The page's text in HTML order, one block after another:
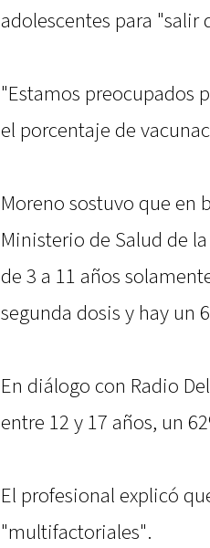
adolescentes para "salir
"Estamos preocupados
el porcentaje de
Moreno sostuvo que en
Ministerio de Salud de
de 3 a 11 años
segunda dosis y hay un
En diálogo con Radio
entre 12 y 17 años, un
El profesional explicó
"multifactoriales".